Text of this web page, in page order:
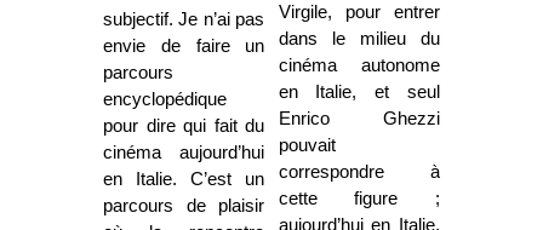
subjectif. Je n’ai pas
envie de faire un
parcours
encyclopédique
pour dire qui fait du
cinéma aujourd’hui
en Italie. C’est un
parcours de plaisir
Virgile, pour entrer
dans le milieu du
cinéma autonome
en Italie, et seul
Enrico Ghezzi
pouvait
correspondre à
cette figure ;
aujourd’hui en Italie,